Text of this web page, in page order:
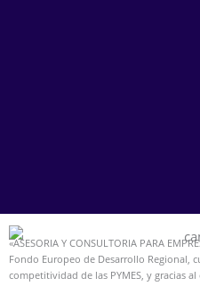
«ASESORIA Y CONSULTORIA PARA
Fondo Europeo de Desarrollo Regional,
competitividad de las PYMES, y gracias